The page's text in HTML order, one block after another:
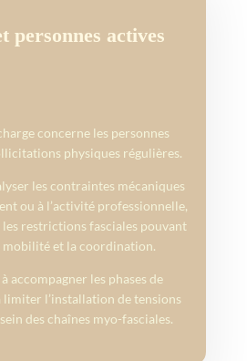
personnes actives
concerne les personnes
physiques régulières.
les contraintes mécaniques
ou à l’activité professionnelle,
restrictions fasciales pouvant
mobilité et la coordination.
accompagner les phases de
l’installation de tensions
des chaînes myo-fasciales.